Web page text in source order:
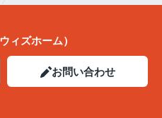
ィズホーム）
お問い合わせ